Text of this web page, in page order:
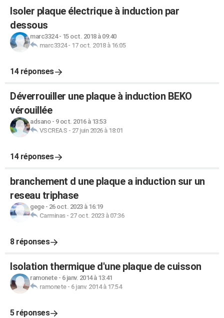
Isoler plaque électrique à induction par
dessous
marc3324- 15 oct. 2018 à 09:40
marc3324- 17 oct. 2018 à 16:05
14 réponses
Déverrouiller une plaque à induction BEKO
vérouillée
adsano- 9 oct. 2016 à 13:53
VSCREAS - 27 juin 2026 à 18:01
14 réponses
branchement d une plaque a induction sur un
reseau triphase
gege- 26 oct. 2023 à 16:19
Carminas- 27 oct. 2023 à 07:36
8 réponses
Isolation thermique d'une plaque de cuisson
ramonete- 6 janv. 2014 à 13:41
ramonete- 6 janv. 2014 à 17:54
5 réponses